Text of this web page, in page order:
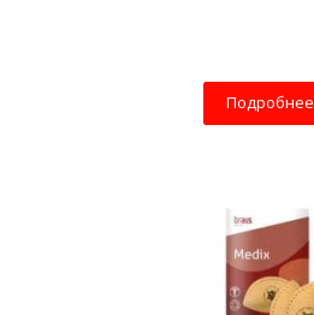
Подробнее